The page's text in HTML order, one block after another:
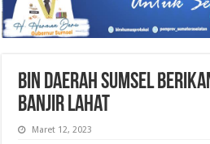
BIN Daerah Sumsel
Banjir Lahat
Maret 12, 2023